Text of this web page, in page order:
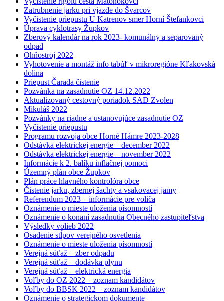
Zatrubnenie jarku pri vjazde do Švarcov
Vyčistenie priepustu U Katrenov smer Horní Štefankovci
Úprava cyklotrasy Župkov
Zberový kalendár na rok 2023- komunálny a separovaný
odpad
Ohňostroj 2022
Vyhotovenie a montáž info tabúľ v mikroregióne Kľakovská
dolina
Priepust Čarada čistenie
Pozvánka na zasadnutie OZ 14.12.2022
Aktualizovaný cestovný poriadok SAD Zvolen
Mikuláš 2022
Pozvánky na riadne a ustanovujúce zasadnutie OZ
Vyčistenie priepustu
Programu rozvoja obce Horné Hámre 2023-2028
Odstávka elektrickej energie – december 2022
Odstávka elektrickej energie – november 2022
Informácie k 2. balíku inflačnej pomoci
Územný plán obce Župkov
Plán práce hlavného kontrolóra obce
Čistenie jarku, zbernej šachty a vsakovacej jamy
Referendum 2023 – informácie pre voliča
Oznámenie o mieste uloženia písomností
Oznámenie o konaní zasadnutia Obecného zastupiteľstva
Výsledky volieb 2022
Osadenie stĺpov verejného osvetlenia
Oznámenie o mieste uloženia písomností
Verejná súťaž – zber odpadu
Verejná súťaž – dodávka plynu
Verejná súťaž – elektrická energia
Voľby do OZ 2022 – zoznam kandidátov
Voľby do BBSK 2022 – zoznam kandidátov
Oznámenie o strategickom dokumente